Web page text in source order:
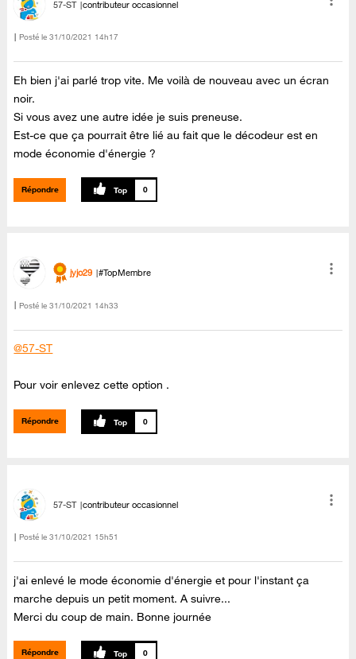
57-ST contributeur occasionnel
Posté le ‎31/10/2021 14h17
Eh bien j'ai parlé trop vite. Me voilà de nouveau avec un écran
noir.
Si vous avez une autre idée je suis preneuse.
Est-ce que ça pourrait être lié au fait que le décodeur est en
mode économie d'énergie ?
Répondre 0
jyjo29 #TopMembre
Posté le ‎31/10/2021 14h33
@57-ST
Pour voir enlevez cette option .
Répondre 0
57-ST contributeur occasionnel
Posté le ‎31/10/2021 15h51
j'ai enlevé le mode économie d'énergie et pour l'instant ça
marche depuis un petit moment. A suivre...
Merci du coup de main. Bonne journée
Répondre 0